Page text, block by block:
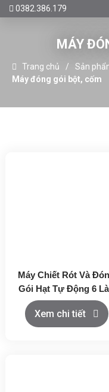
0382.386.179
MÁY
Trang chủ Sản
Máy đóng gói bột, cốm
Máy Chiết Rót Và
Gói Hạt Tự Động 6
Xem chi tiết